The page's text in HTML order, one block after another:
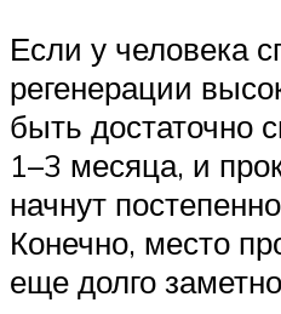
Если у человека
регенерации
быть достаточно
1–3 месяца, и
начнут
Конечно, место
еще долго